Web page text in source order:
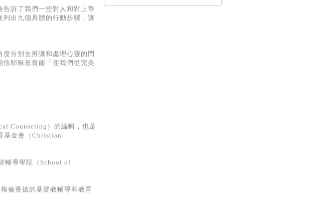
訴了我們一些對人和對上帝
出九個具體的行動步驟，讓
分別去辨識和處理心靈的問
耶穌基督能「使我們從完美
Counseling）的編輯，也是
基金會（Christian
輔導學院（School of
倫賽德的基督教輔導和教育
蔡頌輝